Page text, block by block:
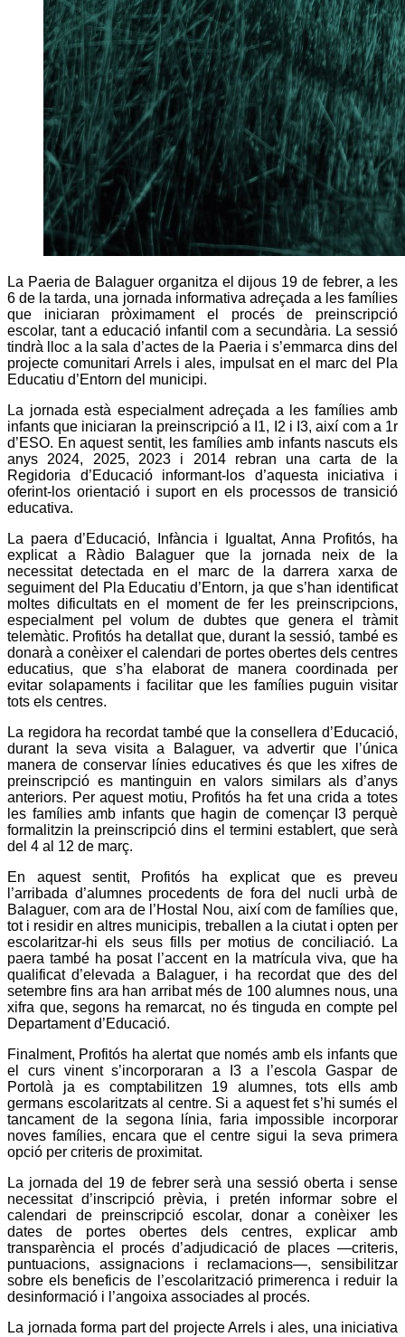
La Paeria de Balaguer organitza el dijous 19 de febrer, a les
6 de la tarda, una jornada informativa adreçada a les famílies
que iniciaran pròximament el procés de preinscripció
escolar, tant a educació infantil com a secundària. La sessió
tindrà lloc a la sala d’actes de la Paeria i s’emmarca dins del
projecte comunitari Arrels i ales, impulsat en el marc del Pla
Educatiu d’Entorn del municipi.
La jornada està especialment adreçada a les famílies amb
infants que iniciaran la preinscripció a I1, I2 i I3, així com a 1r
d’ESO. En aquest sentit, les famílies amb infants nascuts els
anys 2024, 2025, 2023 i 2014 rebran una carta de la
Regidoria d’Educació informant-los d’aquesta iniciativa i
oferint-los orientació i suport en els processos de transició
educativa.
La paera d’Educació, Infància i Igualtat, Anna Profitós, ha
explicat a Ràdio Balaguer que la jornada neix de la
necessitat detectada en el marc de la darrera xarxa de
seguiment del Pla Educatiu d’Entorn, ja que s’han identificat
moltes dificultats en el moment de fer les preinscripcions,
especialment pel volum de dubtes que genera el tràmit
telemàtic. Profitós ha detallat que, durant la sessió, també es
donarà a conèixer el calendari de portes obertes dels centres
educatius, que s’ha elaborat de manera coordinada per
evitar solapaments i facilitar que les famílies puguin visitar
tots els centres.
La regidora ha recordat també que la consellera d’Educació,
durant la seva visita a Balaguer, va advertir que l’única
manera de conservar línies educatives és que les xifres de
preinscripció es mantinguin en valors similars als d’anys
anteriors. Per aquest motiu, Profitós ha fet una crida a totes
les famílies amb infants que hagin de començar I3 perquè
formalitzin la preinscripció dins el termini establert, que serà
del 4 al 12 de març.
En aquest sentit, Profitós ha explicat que es preveu
l’arribada d’alumnes procedents de fora del nucli urbà de
Balaguer, com ara de l’Hostal Nou, així com de famílies que,
tot i residir en altres municipis, treballen a la ciutat i opten per
escolaritzar-hi els seus fills per motius de conciliació. La
paera també ha posat l’accent en la matrícula viva, que ha
qualificat d’elevada a Balaguer, i ha recordat que des del
setembre fins ara han arribat més de 100 alumnes nous, una
xifra que, segons ha remarcat, no és tinguda en compte pel
Departament d’Educació.
Finalment, Profitós ha alertat que només amb els infants que
el curs vinent s’incorporaran a I3 a l’escola Gaspar de
Portolà ja es comptabilitzen 19 alumnes, tots ells amb
germans escolaritzats al centre. Si a aquest fet s’hi sumés el
tancament de la segona línia, faria impossible incorporar
noves famílies, encara que el centre sigui la seva primera
opció per criteris de proximitat.
La jornada del 19 de febrer serà una sessió oberta i sense
necessitat d’inscripció prèvia, i pretén informar sobre el
calendari de preinscripció escolar, donar a conèixer les
dates de portes obertes dels centres, explicar amb
transparència el procés d’adjudicació de places —criteris,
puntuacions, assignacions i reclamacions—, sensibilitzar
sobre els beneficis de l’escolarització primerenca i reduir la
desinformació i l’angoixa associades al procés.
La jornada forma part del projecte Arrels i ales, una iniciativa